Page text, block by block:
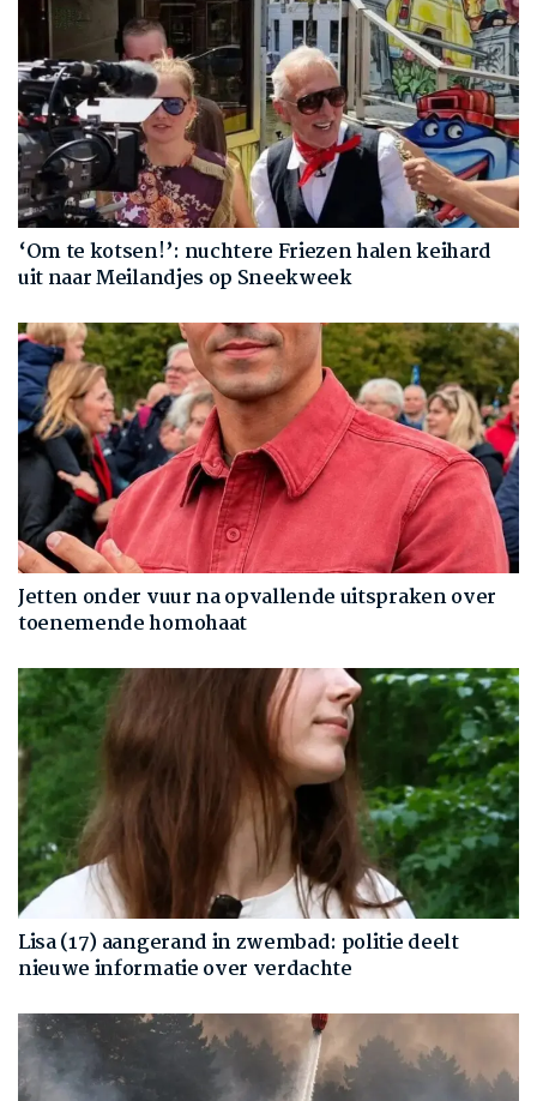
‘Om te kotsen!’: nuchtere Friezen halen keihard
uit naar Meilandjes op Sneekweek
Jetten onder vuur na opvallende uitspraken over
toenemende homohaat
Lisa (17) aangerand in zwembad: politie deelt
nieuwe informatie over verdachte